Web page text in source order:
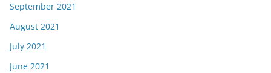
September 2021
August 2021
July 2021
June 2021